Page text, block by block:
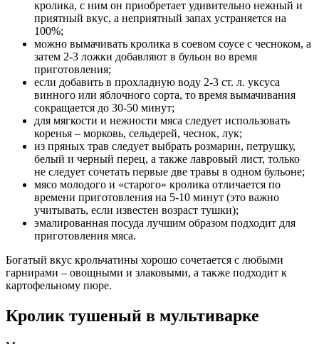
кролика, с ним он приобретает удивительно нежный и
приятный вкус, а неприятный запах устраняется на
100%;
можно вымачивать кролика в соевом соусе с чесноком, а
затем 2-3 ложки добавляют в бульон во время
приготовления;
если добавить в прохладную воду 2-3 ст. л. уксуса
винного или яблочного сорта, то время вымачивания
сокращается до 30-50 минут;
для мягкости и нежности мяса следует использовать
коренья – морковь, сельдерей, чеснок, лук;
из пряных трав следует выбрать розмарин, петрушку,
белый и черный перец, а также лавровый лист, только
не следует сочетать первые две травы в одном бульоне;
мясо молодого и «старого» кролика отличается по
времени приготовления на 5-10 минут (это важно
учитывать, если известен возраст тушки);
эмалированная посуда лучшим образом подходит для
приготовления мяса.
Богатый вкус крольчатины хорошо сочетается с любыми
гарнирами – овощными и злаковыми, а также подходит к
картофельному пюре.
Кролик тушеный в мультиварке